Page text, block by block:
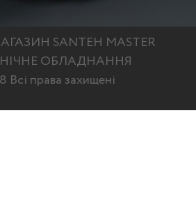
SANTEH MASTER
ОБЛАДНАННЯ
Всі права захищені